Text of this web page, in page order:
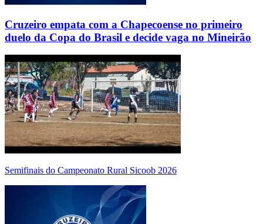
Cruzeiro empata com a Chapecoense no primeiro
duelo da Copa do Brasil e decide vaga no Mineirão
Semifinais do Campeonato Rural Sicoob 2026